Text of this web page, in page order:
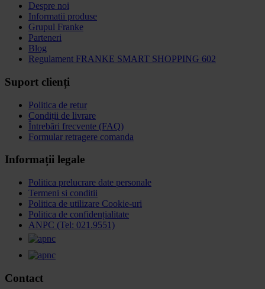
Despre noi
Informatii produse
Grupul Franke
Parteneri
Blog
Regulament FRANKE SMART SHOPPING 602
Suport clienți
Politica de retur
Condiții de livrare
Întrebări frecvente (FAQ)
Formular retragere comanda
Informații legale
Politica prelucrare date personale
Termeni si conditii
Politica de utilizare Cookie-uri
Politica de confidențialitate
ANPC (Tel: 021.9551)
Contact